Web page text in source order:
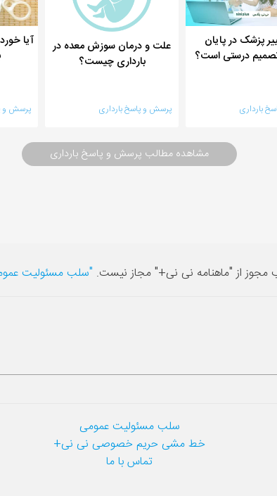
پزشک در پایان
تصمیم درستی است؟
بارداری
علت و درمان سوزش معده در
بارداری چیست؟
پرسش و پاسخ بارداری
آیا
پرسش و
مشاهده مطالب پرسش و پاسخ بارداری
مجوز از "ماهنامه نی نی+" مجاز نیست. "سلب مسئولیت
سلب مسئولیت عمومی
خط مشی حریم خصوصی نی نی+
تماس با ما